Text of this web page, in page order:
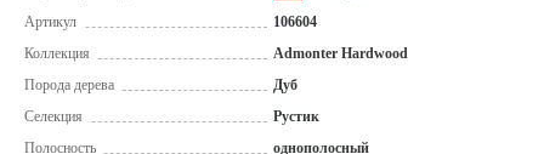
Артикул
106604
Коллекция
Admonter Hardwood
Порода дерева
Дуб
Селекция
Рустик
Полосность
однополосный